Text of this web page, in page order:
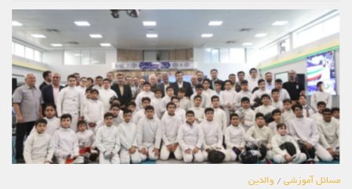
مسائل آموزشی/ والدین